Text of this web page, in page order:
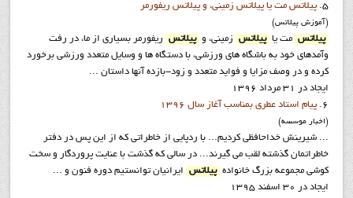
5.
پیلاتس مت یا پیلاتس زمینی، و پیلاتس ریفورمر
(آموزش پيلاتس)
پیلاتس مت یا پیلاتس زمینی، و پیلاتس
ریفورمر بسیاری از ما، در رفت
و‌آمدهای خود به باشگاه های ورزشی، با دستگاه ها و‌ وسایل متعدد ورزشی برخورد
کرده و در وصف مزایا و فواید متعدد و زود-بازده آنها داستان ...
ایجاد در 31 مرداد 1396
6.
پيام استاد عطري بمناسب آغاز سال 1396
(اخبار موسسه)
... شیرینش خداحافظی کردیم... با ردپايي از خاطراتی که از این پس در دفتر
خاطراتمان گذشته لقب می گیرند... در سالی که گذشت با عنایت پروردگار و سخت
کوشی مجموعه بزرگ خانواده
پیلاتس
ایرانیان توانستیم دوره فنون و ...
ایجاد در 30 اسفند 1395